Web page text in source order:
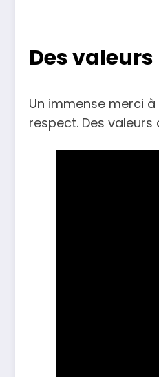
Des
Un immense merci
respect. Des